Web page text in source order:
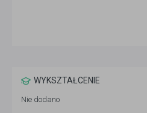
WYKSZTAŁCENIE
Nie dodano